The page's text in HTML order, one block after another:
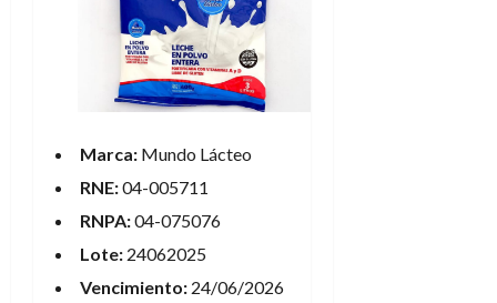
Marca: Mundo Lácteo
RNE:04-005711
RNPA:04-075076
Lote: 24062025
Vencimiento: 24/06/2026